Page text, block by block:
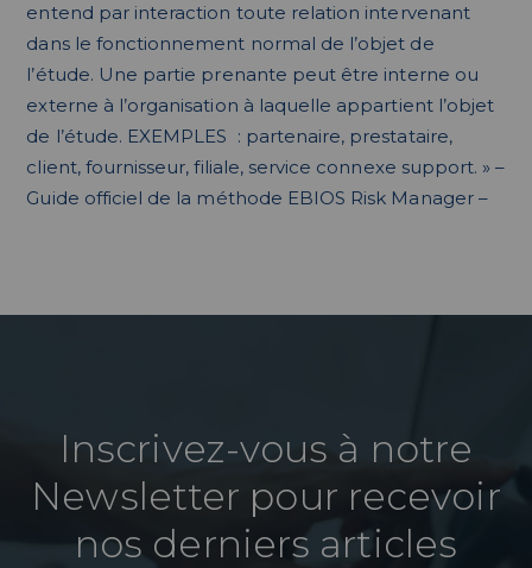
entend par interaction toute relation intervenant
dans le fonctionnement normal de l’objet de
l’étude. Une partie prenante peut être interne ou
externe à l’organisation à laquelle appartient l’objet
de l’étude. EXEMPLES : partenaire, prestataire,
client, fournisseur, filiale, service connexe support. » –
Guide officiel de la méthode EBIOS Risk Manager –
Inscrivez-vous à notre
Newsletter pour recevoir
nos derniers articles